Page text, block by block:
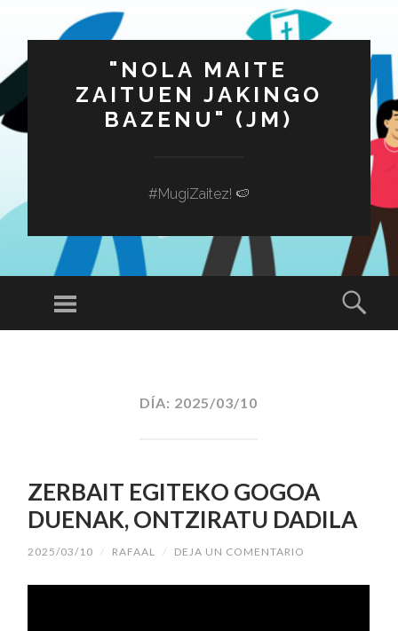
"NOLA MAITE
ZAITUEN JAKINGO
BAZENU" (JM)
#MugiZaitez! 🍉
Menú
DÍA: 2025/03/10
ZERBAIT EGITEKO GOGOA
DUENAK, ONTZIRATU DADILA
2025/03/10 / RAFAAL / DEJA UN COMENTARIO